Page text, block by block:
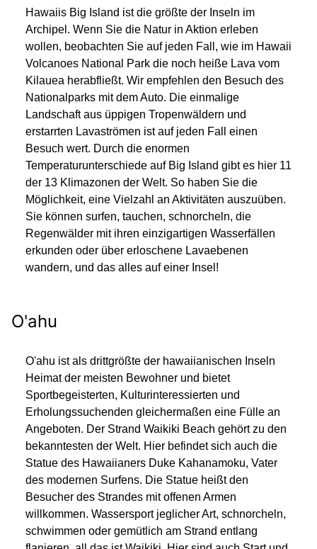
Hawaiis Big Island ist die größte der Inseln im
Archipel. Wenn Sie die Natur in Aktion erleben
wollen, beobachten Sie auf jeden Fall, wie im Hawaii
Volcanoes National Park die noch heiße Lava vom
Kilauea herabfließt. Wir empfehlen den Besuch des
Nationalparks mit dem Auto. Die einmalige
Landschaft aus üppigen Tropenwäldern und
erstarrten Lavaströmen ist auf jeden Fall einen
Besuch wert. Durch die enormen
Temperaturunterschiede auf Big Island gibt es hier 11
der 13 Klimazonen der Welt. So haben Sie die
Möglichkeit, eine Vielzahl an Aktivitäten auszuüben.
Sie können surfen, tauchen, schnorcheln, die
Regenwälder mit ihren einzigartigen Wasserfällen
erkunden oder über erloschene Lavaebenen
wandern, und das alles auf einer Insel!
O'ahu
O'ahu ist als drittgrößte der hawaiianischen Inseln
Heimat der meisten Bewohner und bietet
Sportbegeisterten, Kulturinteressierten und
Erholungssuchenden gleichermaßen eine Fülle an
Angeboten. Der Strand Waikiki Beach gehört zu den
bekanntesten der Welt. Hier befindet sich auch die
Statue des Hawaiianers Duke Kahanamoku, Vater
des modernen Surfens. Die Statue heißt den
Besucher des Strandes mit offenen Armen
willkommen. Wassersport jeglicher Art, schnorcheln,
schwimmen oder gemütlich am Strand entlang